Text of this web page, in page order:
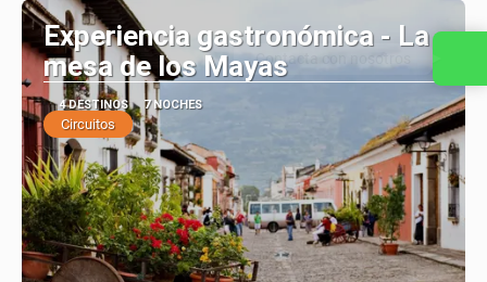
Experiencia gastronómica - La
mesa de los Mayas
4 DESTINOS 7 NOCHES
Circuitos
Contacta con nosotros